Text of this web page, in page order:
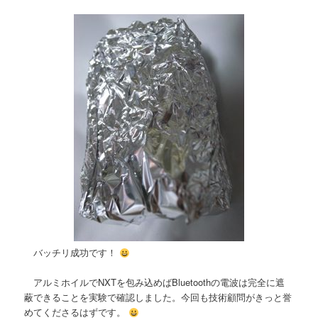
バッチリ成功です！
アルミホイルでNXTを包み込めばBluetoothの電波は完全に遮
蔽できることを実験で確認しました。今回も技術顧問がきっと誉
めてくださるはずです。